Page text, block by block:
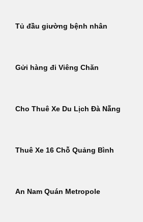
Tủ đầu giường bệnh nhân
Gửi hàng đi Viêng Chăn
Cho Thuê Xe Du Lịch Đà Nẵng
Thuê Xe 16 Chỗ Quảng Bình
An Nam Quán Metropole